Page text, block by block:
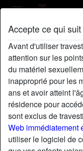
Accepte ce qui suit
Avant d'utiliser
attention sur les
du matériel
inapproprié pour les
ans et avoir atteint
résidence pour
sont exclus de
Web immédiatement
utiliser le logiciel de
Profil de
radio_button_checked